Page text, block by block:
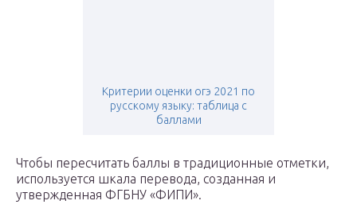
Критерии оценки огэ 2021 по
русскому языку: таблица с
баллами
Чтобы пересчитать баллы в традиционные отметки,
используется шкала перевода, созданная и
утвержденная ФГБНУ «ФИПИ».